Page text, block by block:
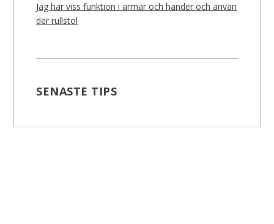
Jag har viss funktion i armar och händer och använ
der rullstol
SENASTE TIPS